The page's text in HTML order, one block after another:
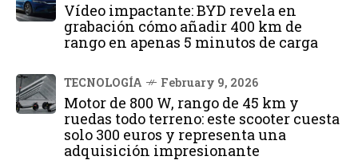
Vídeo impactante: BYD revela en
grabación cómo añadir 400 km de
rango en apenas 5 minutos de carga
TECNOLOGÍA February 9, 2026
Motor de 800 W, rango de 45 km y
ruedas todo terreno: este scooter cuesta
solo 300 euros y representa una
adquisición impresionante